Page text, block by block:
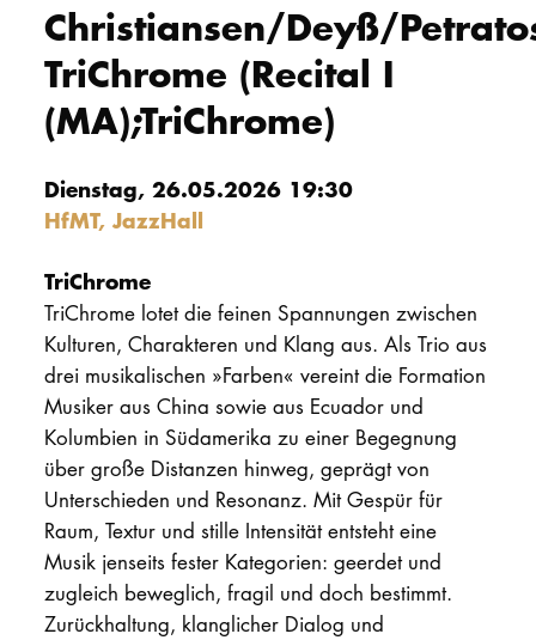
Christiansen/Deyß/
TriChrome (Recital I
(MA);TriChrome)
Dienstag, 26.05.2026 19:30
HfMT, JazzHall
TriChrome
TriChrome lotet die feinen Spannungen zwischen
Kulturen, Charakteren und Klang aus. Als Trio aus
drei musikalischen »Farben« vereint die Formation
Musiker aus China sowie aus Ecuador und
Kolumbien in Südamerika zu einer Begegnung
über große Distanzen hinweg, geprägt von
Unterschieden und Resonanz. Mit Gespür für
Raum, Textur und stille Intensität entsteht eine
Musik jenseits fester Kategorien: geerdet und
zugleich beweglich, fragil und doch bestimmt.
Zurückhaltung, klanglicher Dialog und